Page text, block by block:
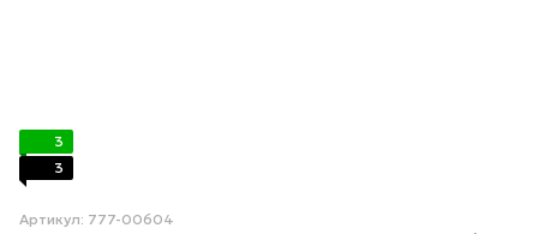
3
3
Артикул: 777-00604